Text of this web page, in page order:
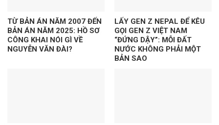
TỪ BẢN ÁN NĂM 2007 ĐẾN
BẢN ÁN NĂM 2025: HỒ SƠ
CÔNG KHAI NÓI GÌ VỀ
NGUYỄN VĂN ĐÀI?
LẤY GEN Z NEPAL ĐỂ KÊU
GỌI GEN Z VIỆT NAM
“ĐỨNG DẬY”: MỖI ĐẤT
NƯỚC KHÔNG PHẢI MỘT
BẢN SAO